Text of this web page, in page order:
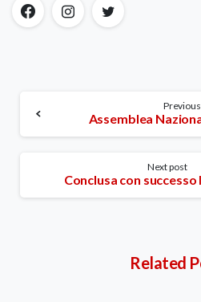
Reading
Next post
Related